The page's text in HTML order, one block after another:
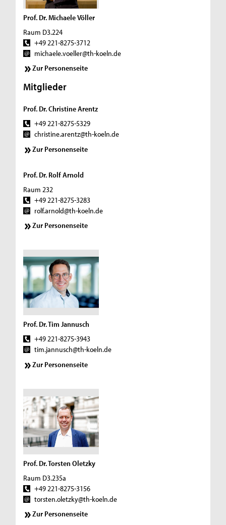
Prof. Dr. Michaele Völler
Raum D3.224
+49 221-8275-3712
michaele.voeller@th-koeln.de
Zur Personenseite
Mitglieder
Prof. Dr. Christine Arentz
+49 221-8275-5329
christine.arentz@th-koeln.de
Zur Personenseite
Prof. Dr. Rolf Arnold
Raum 232
+49 221-8275-3283
rolf.arnold@th-koeln.de
Zur Personenseite
Prof. Dr. Tim Jannusch
+49 221-8275-3943
tim.jannusch@th-koeln.de
Zur Personenseite
Prof. Dr. Torsten Oletzky
Raum D3.235a
+49 221-8275-3156
torsten.oletzky@th-koeln.de
Zur Personenseite